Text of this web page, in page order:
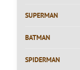
SUPERMAN
BATMAN
SPIDERMAN